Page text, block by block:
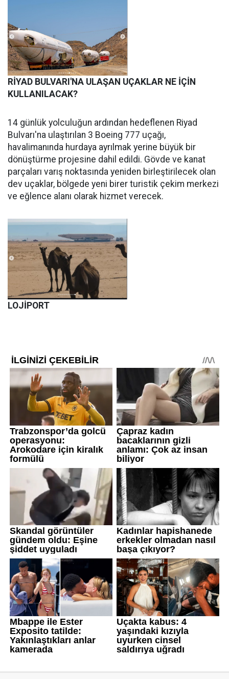
RİYAD BULVARI'NA ULAŞAN UÇAKLAR NE İÇİN
KULLANILACAK?
14 günlük yolculuğun ardından hedeflenen Riyad
Bulvarı'na ulaştırılan 3 Boeing 777 uçağı,
havalimanında hurdaya ayrılmak yerine büyük bir
dönüştürme projesine dahil edildi. Gövde ve kanat
parçaları varış noktasında yeniden birleştirilecek olan
dev uçaklar, bölgede yeni birer turistik çekim merkezi
ve eğlence alanı olarak hizmet verecek.
LOJİPORT